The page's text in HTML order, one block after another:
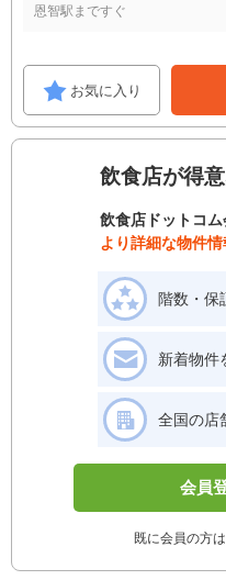
恩智駅まですぐ
お気に入り
飲食店が得
飲食店ドットコム
より詳細な物件情
階数・保
新着物件
全国の店
会員
既に会員の方は